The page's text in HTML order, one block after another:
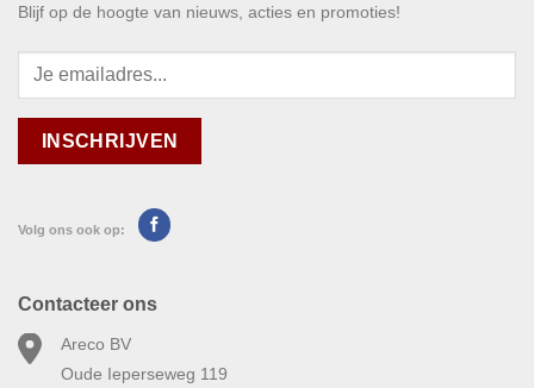
Blijf op de hoogte van nieuws, acties en promoties!
Volg ons ook op:
Contacteer ons
Areco BV
Oude Ieperseweg 119